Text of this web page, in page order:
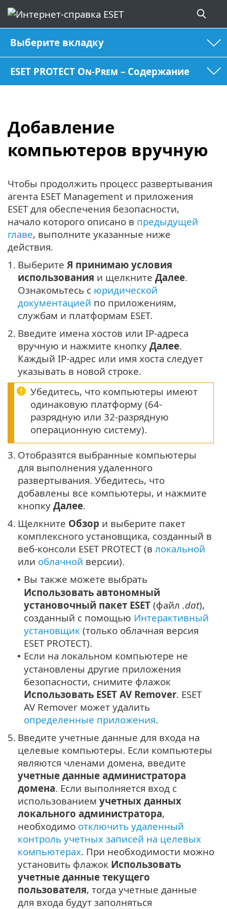
Выберите вкладку
ESET PROTECT On-Prem – Содержание
Добавление
компьютеров вручную
Чтобы продолжить процесс развертывания
агента ESET Management и приложения
ESET для обеспечения безопасности,
начало которого описано в предыдущей
главе, выполните указанные ниже
действия.
1. Выберите Я принимаю условия
использования и щелкните Далее.
Ознакомьтесь с юридической
документацией по приложениям,
службам и платформам ESET.
2. Введите имена хостов или IP-адреса
вручную и нажмите кнопку Далее.
Каждый IP-адрес или имя хоста следует
указывать в новой строке.
Убедитесь, что компьютеры имеют
одинаковую платформу (64-
разрядную или 32-разрядную
операционную систему).
3. Отобразятся выбранные компьютеры
для выполнения удаленного
развертывания. Убедитесь, что
добавлены все компьютеры, и нажмите
кнопку Далее.
4. Щелкните Обзор и выберите пакет
комплексного установщика, созданный в
веб-консоли ESET PROTECT (в локальной
или облачной версии).
• Вы также можете выбрать
Использовать автономный
установочный пакет ESET (файл .dat),
созданный с помощью Интерактивный
установщик (только облачная версия
ESET PROTECT).
• Если на локальном компьютере не
установлены другие приложения
безопасности, снимите флажок
Использовать ESET AV Remover. ESET
AV Remover может удалить
определенные приложения.
5. Введите учетные данные для входа на
целевые компьютеры. Если компьютеры
являются членами домена, введите
учетные данные администратора
домена. Если выполняется вход с
использованием учетных данных
локального администратора,
необходимо отключить удаленный
контроль учетных записей на целевых
компьютерах. При необходимости можно
установить флажок Использовать
учетные данные текущего
пользователя, тогда учетные данные
для входа будут заполняться